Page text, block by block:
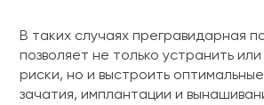
В таких случаях прегравидарная
позволяет не только устранить
риски, но и выстроить
зачатия, имплантации и